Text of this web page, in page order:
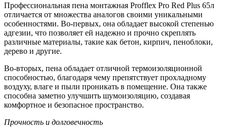
Профессиональная пена монтажная Profflex Pro Red Plus 65л
отличается от множества аналогов своими уникальными
особенностями. Во-первых, она обладает высокой степенью
адгезии, что позволяет ей надежно и прочно скреплять
различные материалы, такие как бетон, кирпич, пеноблоки,
дерево и другие.
Во-вторых, пена обладает отличной термоизоляционной
способностью, благодаря чему препятствует прохладному
воздуху, влаге и пыли проникать в помещение. Она также
способна заметно улучшить шумоизоляцию, создавая
комфортное и безопасное пространство.
Прочность и долговечность